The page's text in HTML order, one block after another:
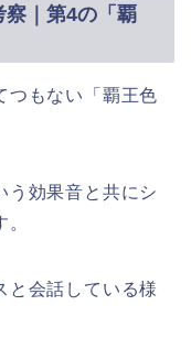
察｜第4の「覇
つもない「覇王色
う効果音と共にシ
と会話している様